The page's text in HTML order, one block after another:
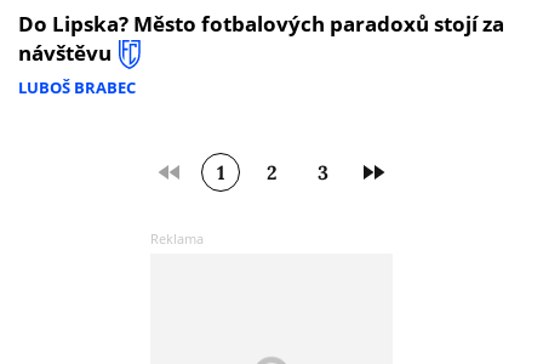
Do Lipska? Město fotbalových paradoxů stojí za
návštěvu
LUBOŠ BRABEC
1 2 3